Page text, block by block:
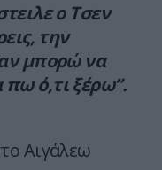
ο Τσεν
την
μπορώ να
ό,τι ξέρω”.
Αιγάλεω